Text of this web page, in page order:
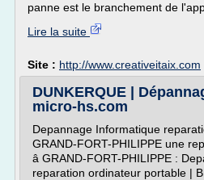
panne est le branchement de
Lire la suite
Site : http://www.creativeitaix.com
DUNKERQUE |
micro-hs.com
Depannage Informatique
GRAND-FORT-PHILIPPE une
â GRAND-FORT-PHILIPPE :
reparation ordinateur portable |